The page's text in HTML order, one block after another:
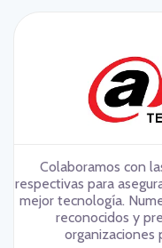
Colaboramos con
respectivas para
mejor tecnología.
reconocidos y
organizaciones